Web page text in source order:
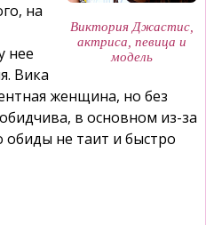
Виктория Джастис,
актриса, певица и
модель
на
нее
Вика
женщина, но без
в основном из-за
обиды не таит и быстро